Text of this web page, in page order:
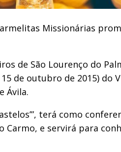
Missionárias
de São Lourenço do
de outubro de 2015) do
Ávila.
terá como
Carmo, e servirá para